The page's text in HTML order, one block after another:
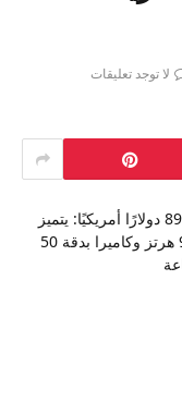
لا توجد تعليقات